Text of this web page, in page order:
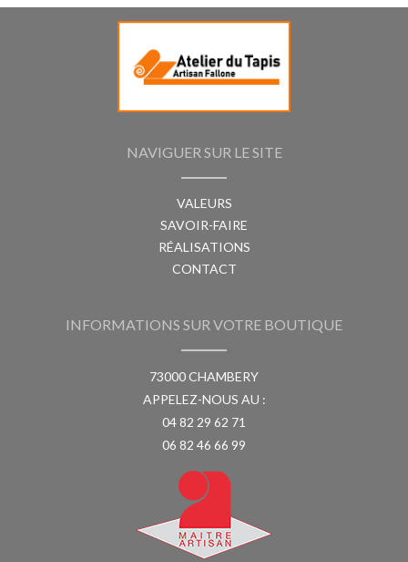
NAVIGUER SUR LE SITE
VALEURS
SAVOIR-FAIRE
RÉALISATIONS
CONTACT
INFORMATIONS SUR VOTRE BOUTIQUE
73000 CHAMBERY
APPELEZ-NOUS AU :
04 82 29 62 71
06 82 46 66 99